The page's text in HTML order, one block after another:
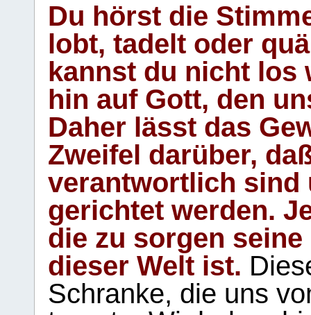
Du hörst die
lobt, tadelt oder
kannst du nicht los
hin auf Gott, den
Daher lässt das
Zweifel darüber,
verantwortlich sind
gerichtet werden.
die zu sorgen
dieser Welt ist.
Schranke, die uns